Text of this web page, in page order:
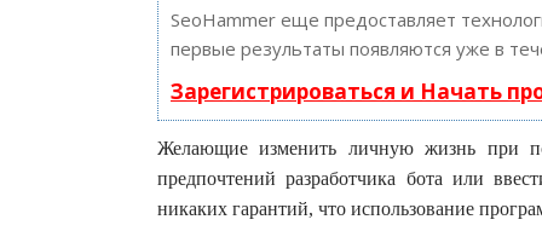
SeoHammer еще предоставляет
первые результаты появляются уже в
Зарегистрироваться и Начать
Желающие изменить личную жизнь при
предпочтений разработчика бота или
никаких гарантий, что использование